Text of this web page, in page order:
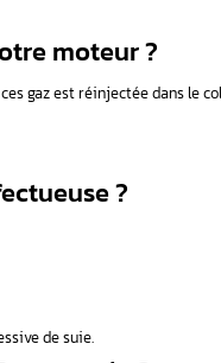
est-elle si importante ?
EGR est-elle
professionnelle ?
après changement
EGR